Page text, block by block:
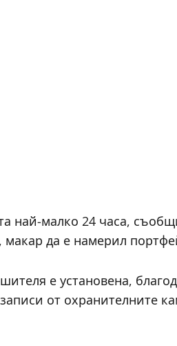
най-малко 24 часа,
да е намерил
е установена,
от охранителните